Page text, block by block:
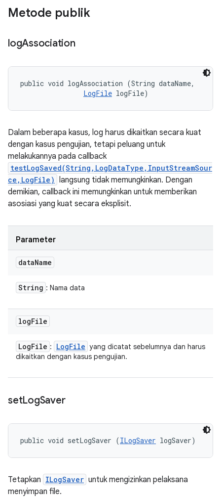
Metode publik
logAssociation
public void logAssociation (String dataName,
LogFile logFile)
Dalam beberapa kasus, log harus dikaitkan secara kuat
dengan kasus pengujian, tetapi peluang untuk
melakukannya pada callback
testLogSaved(String,LogDataType,InputStreamSour
ce,LogFile) langsung tidak memungkinkan. Dengan
demikian, callback ini memungkinkan untuk memberikan
asosiasi yang kuat secara eksplisit.
Parameter
dataName
String : Nama data
logFile
LogFile : LogFile yang dicatat sebelumnya dan harus
dikaitkan dengan kasus pengujian.
setLogSaver
public void setLogSaver (ILogSaver logSaver)
Tetapkan ILogSaver untuk mengizinkan pelaksana
menyimpan file.